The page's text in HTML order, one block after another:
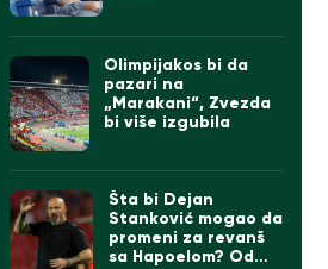
Olimpijakos bi da
pazari na
„Marakani“, Zvezda
bi više izgubila
Šta bi Dejan
Stanković mogao da
promeni za revanš
sa Hapoelom? Od